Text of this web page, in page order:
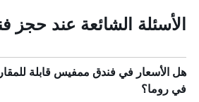
الأسئلة الشائعة عند
في روما؟